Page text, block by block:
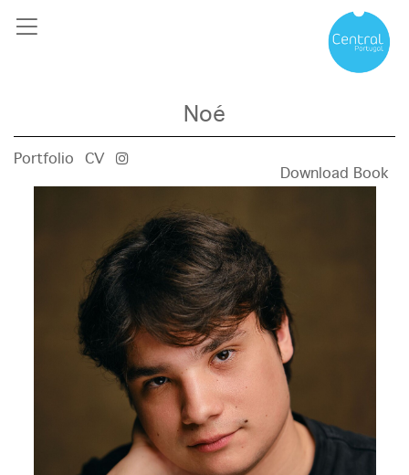
Noé
Portfolio
CV
Download Book